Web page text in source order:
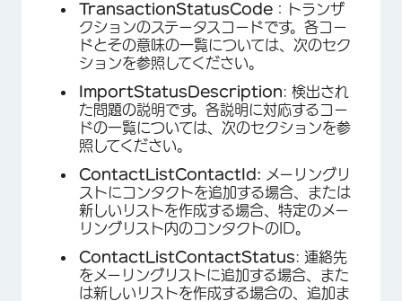
TransactionStatusCode ：トランザ
クションのステータスコードです。各コー
ドとその意味の一覧については、次のセク
ションを参照してください。
ImportStatusDescription: 検出され
た問題の説明です。各説明に対応するコー
ドの一覧については、次のセクションを参
照してください。
ContactListContactId:
メーリングリ
ストにコンタクトを追加する場合、または
新しいリストを作成する場合、特定のメー
リングリスト内のコンタクトのID。
ContactListContactStatus: 連絡先
をメーリングリストに追加する場合、また
は新しいリストを作成する場合の、追加ま